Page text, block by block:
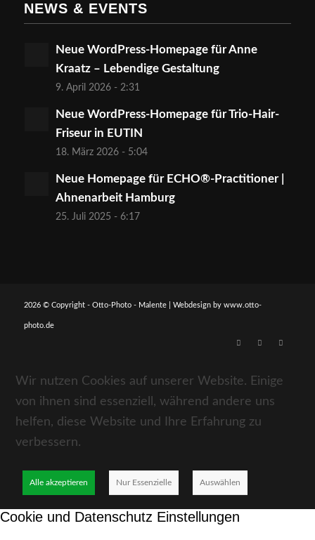
NEWS & EVENTS
Neue WordPress-Homepage für Anne
Kraatz – Lebendige Gestaltung
9. April 2026 - 2:31
Neue WordPress-Homepage für Trio-Hair-
Friseur in EUTIN
18. März 2026 - 5:04
Neue Homepage für ECHO®-Practitioner |
Ahnenarbeit Hamburg
25. Juli 2025 - 6:17
2026 © Copyright - Otto-Photo - Malente | Webdesign by www.otto-
photo.de
Wir nutzen Cookies auf unserer Website. Einige
von ihnen sind essenziell, während andere uns
helfen, diese Website und Ihre Erfahrung zu
verbessern.
Alle akzeptieren Nur Essenzielle Auswählen
Cookie und Datenschutz Einstellungen